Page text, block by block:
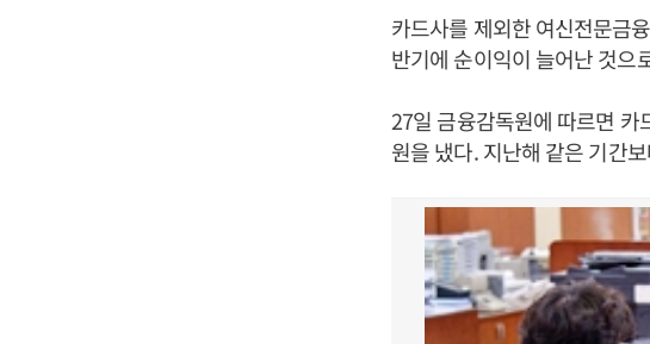
카드사를 제외한 여신전문금
반기에 순이익이 늘어난 것으
27일 금융감독원에 따르면
원을 냈다. 지난해 같은 기간